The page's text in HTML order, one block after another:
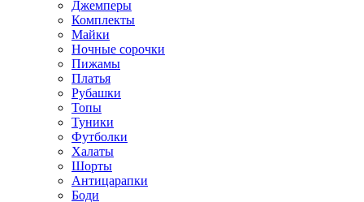
Джемперы
Комплекты
Майки
Ночные сорочки
Пижамы
Платья
Рубашки
Топы
Туники
Футболки
Халаты
Шорты
Антицарапки
Боди